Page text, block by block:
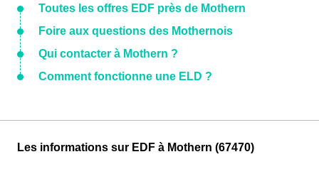
Toutes les offres EDF près de Mothern
Foire aux questions des Mothernois
Qui contacter à Mothern ?
Comment fonctionne une ELD ?
Les informations sur EDF à Mothern (67470)